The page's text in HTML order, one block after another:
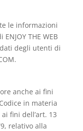
le informazioni
THE WEB
degli utenti di
anche ai fini
in materia
fini dell’art. 13
relativo alla